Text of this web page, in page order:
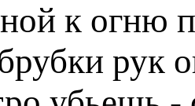
к огню
рук